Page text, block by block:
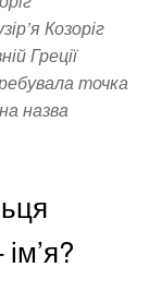
Козоріг
Греції
точка
назва